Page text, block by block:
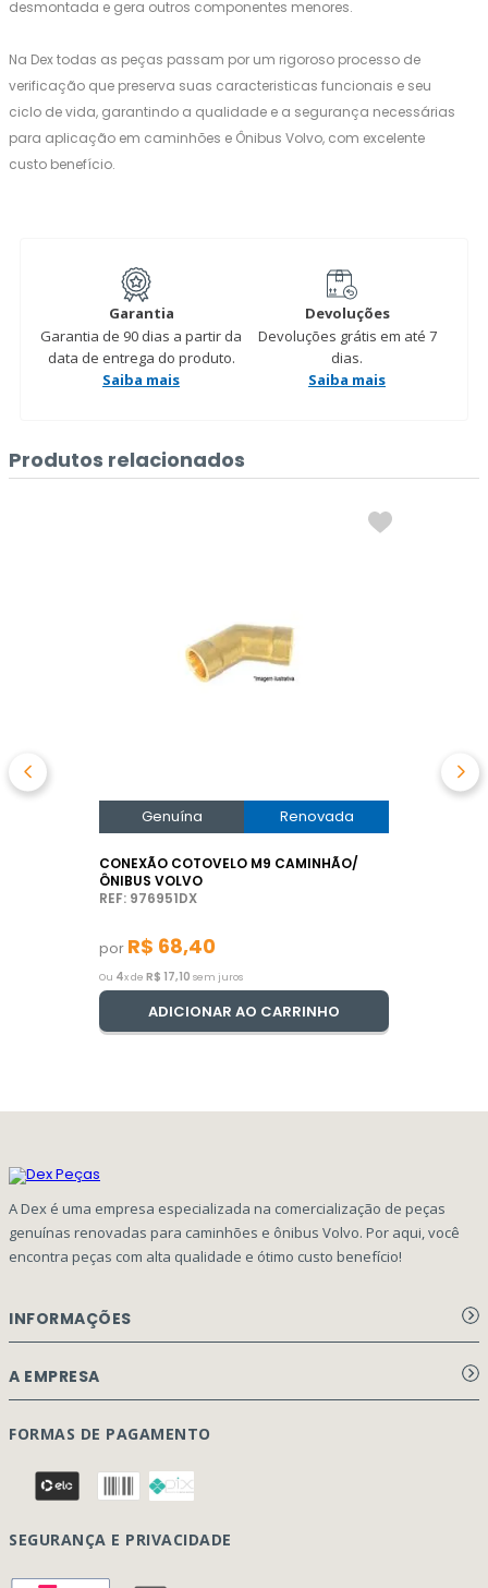
desmontada e gera outros componentes menores.
Na Dex todas as peças passam por um rigoroso processo de
verificação que preserva suas caracteristicas funcionais e seu
ciclo de vida, garantindo a qualidade e a segurança necessárias
para aplicação em caminhões e Ônibus Volvo, com excelente
custo benefício.
Garantia
Garantia de 90 dias a partir da
data de entrega do produto.
Saiba mais
Devoluções
Devoluções grátis em até 7
dias.
Saiba mais
Produtos relacionados
Genuína Renovada
CONEXÃO COTOVELO M9 CAMINHÃO/
ÔNIBUS VOLVO
REF: 976951DX
por R$ 68,40
Ou 4x de R$ 17,10 sem juros
ADICIONAR AO CARRINHO
A Dex é uma empresa especializada na comercialização de peças
genuínas renovadas para caminhões e ônibus Volvo. Por aqui, você
encontra peças com alta qualidade e ótimo custo benefício!
INFORMAÇÕES
Aviso de privacidade Dex Peças
Perguntas Frequentes
Formulário Garantia/Devolução
Rastreamento de pedidos
A EMPRESA
Página Principal
Quem Somos
Onde Estamos
FORMAS DE PAGAMENTO
SEGURANÇA E PRIVACIDADE